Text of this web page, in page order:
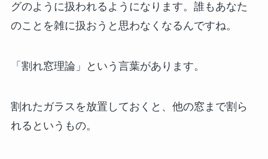
グのように扱われるようになります。誰もあなた
のことを雑に扱おうと思わなくなるんですね。
「割れ窓理論」という言葉があります。
割れたガラスを放置しておくと、他の窓まで割ら
れるというもの。